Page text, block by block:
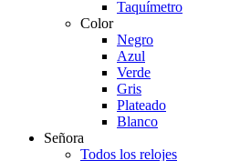
Taquímetro
Color
Negro
Azul
Verde
Gris
Plateado
Blanco
Señora
Todos los relojes